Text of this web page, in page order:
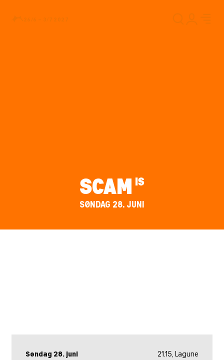
SCAM IS
SØNDAG 28. JUNI
Søndag 28. juni 21.15, Lagune